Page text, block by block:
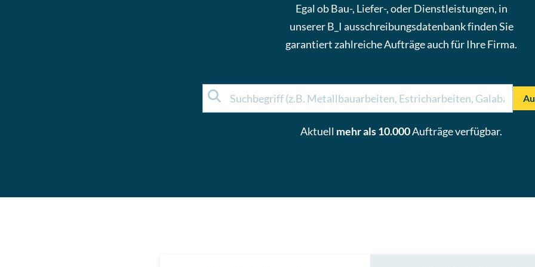
Egal ob Bau-, Liefer-, oder Dienstleistungen, in
unserer B_I ausschreibungsdatenbank finden Sie
garantiert zahlreicheAufträgeauch für Ihre Firma.
Aktuell mehr als 10.000Aufträgeverfügbar.